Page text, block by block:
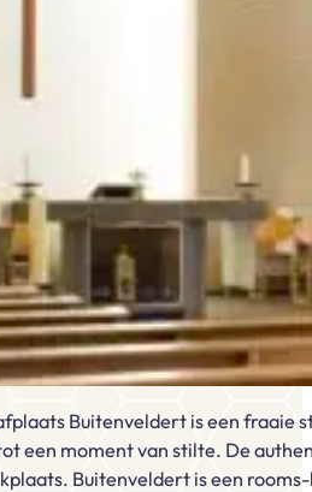
Buitenveldert is een fraaie
een moment van stilte. De
Buitenveldert is een